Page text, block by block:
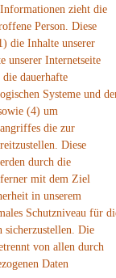
zieht die
Person. Diese
die Inhalte unserer
unserer Internetseite
dauerhafte
Systeme und
(4) um
die zur
Diese
durch die
ferner mit dem Ziel
in unserem
Schutzniveau für
sicherzustellen. Die
von allen durch
Daten